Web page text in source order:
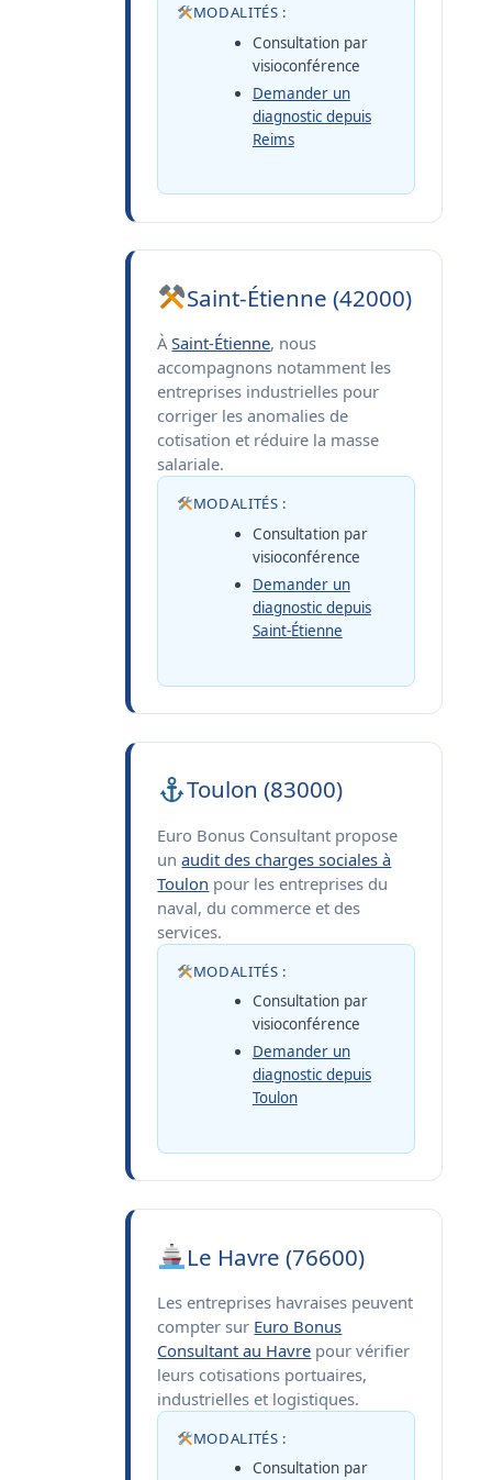
MODALITÉS :
Consultation par
visioconférence
Demander un
diagnostic depuis
Reims
Saint-Étienne (42000)
ÀSaint-Étienne, nous
accompagnons notamment les
entreprises industrielles pour
corriger les anomalies de
cotisation et réduire la masse
salariale.
MODALITÉS :
Consultation par
visioconférence
Demander un
diagnostic depuis
Saint-Étienne
Toulon (83000)
Euro Bonus Consultant propose
unaudit des charges sociales à
Toulon pour les entreprises du
naval, du commerce et des
services.
MODALITÉS :
Consultation par
visioconférence
Demander un
diagnostic depuis
Toulon
Le Havre (76600)
Les entreprises havraises peuvent
compter sur Euro Bonus
Consultant au Havre pour vérifier
leurs cotisations portuaires,
industrielles et logistiques.
MODALITÉS :
Consultation par